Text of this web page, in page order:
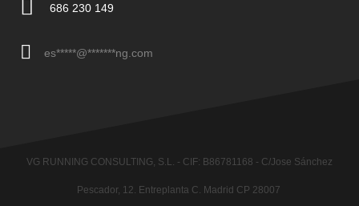
686 230 149
es*****@*******ng.com
VG RUNNING CONSULTING, S.L. - CIF: B86781168 - C/Jose Sánchez
Pescador, 12. Entreplanta C. Madrid CP 28007